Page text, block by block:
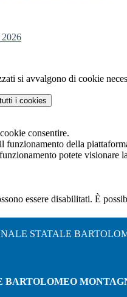
si avvalgono di cookie
i cookies
consentire.
funzionamento della
potete visionare la
essere disabilitati. È
STATALE
BARTOLOMEO